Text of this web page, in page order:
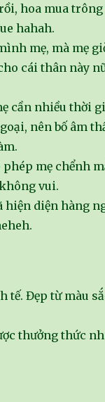
hoa mua
hahah.
mẹ, mà mẹ
cái thân này
cần nhiều thời
nên bố âm
mẹ chểnh
vui.
diện hàng
tế. Đẹp từ màu
thưởng thức